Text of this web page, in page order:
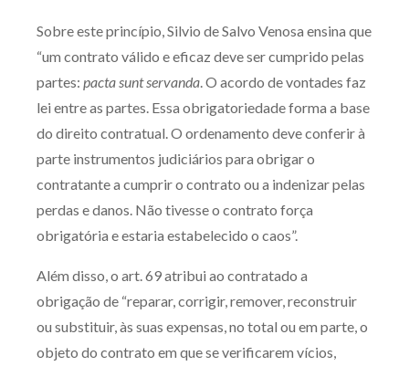
Capacitação
Zênite in Company
Diferenciais
Av. Sete de Setembro, 4698
Batel Curitiba/PR CEP80240-000
Sobre este princípio, Silvio de Salvo Venosa ensina que
“um contrato válido e eficaz deve ser cumprido pelas
partes: pacta sunt servanda. O acordo de vontades faz
lei entre as partes. Essa obrigatoriedade forma a base
do direito contratual. O ordenamento deve conferir à
parte instrumentos judiciários para obrigar o
contratante a cumprir o contrato ou a indenizar pelas
perdas e danos. Não tivesse o contrato força
obrigatória e estaria estabelecido o caos”.
Além disso, o art. 69 atribui ao contratado a
obrigação de “reparar, corrigir, remover, reconstruir
ou substituir, às suas expensas, no total ou em parte, o
objeto do contrato em que se verificarem vícios,